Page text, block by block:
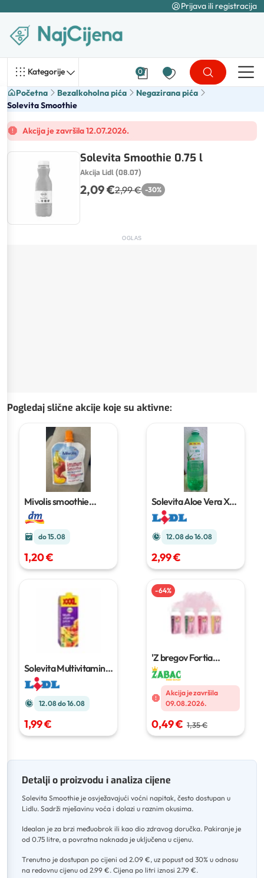
Prijava ili registracija
Kategorije 0
Početna Bezalkoholna pića
Negazirana pića
Solevita Smoothie
Akcija je završila 12.07.2026.
Solevita Smoothie 0.75 l
Akcija Lidl (08.07)
2,09 €2,99 € -30%
OGLAS
Pogledaj slične akcije koje su aktivne:
Mivolis smoothie
Immun
do 15.08
1,20 €
Solevita Aloe Vera XXL
1.5 l
12.08 do 16.08
2,99 €
Solevita Multivitamin
XXL 1.5 l
12.08 do 16.08
1,99 €
-64%
'Z bregov Fortia
Smoothie
Akcija je završila
09.08.2026.
0,49 € 1,35 €
Detalji o proizvodu i analiza cijene
Solevita Smoothie je osvježavajući voćni napitak, često dostupan u
Lidlu. Sadrži mješavinu voća i dolazi u raznim okusima.
Idealan je za brzi međuobrok ili kao dio zdravog doručka. Pakiranje je
od 0.75 litre, a povratna naknada je uključena u cijenu.
Trenutno je dostupan po cijeni od 2.09 €, uz popust od 30% u odnosu
na redovnu cijenu od 2.99 €. Cijena po litri iznosi 2.79 €.